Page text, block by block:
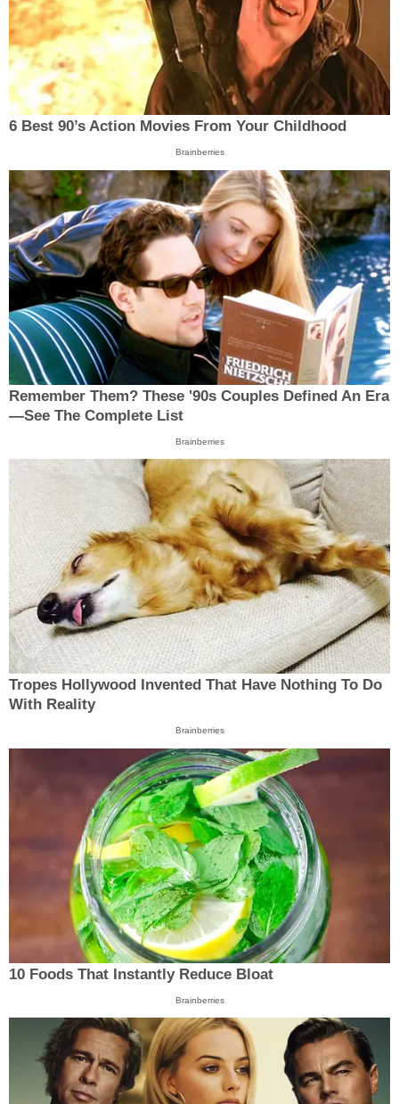
6 Best 90’s Action Movies From Your Childhood
Brainberries
Remember Them? These '90s Couples Defined An Era
—See The Complete List
Brainberries
Tropes Hollywood Invented That Have Nothing To Do
With Reality
Brainberries
10 Foods That Instantly Reduce Bloat
Brainberries